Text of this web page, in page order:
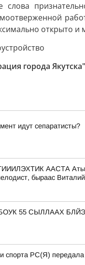
открыто и
города Якутска"
идут сепаратисты?
ААСТА
быраас
55 СЫЛЛААХ
спорта РС(Я)